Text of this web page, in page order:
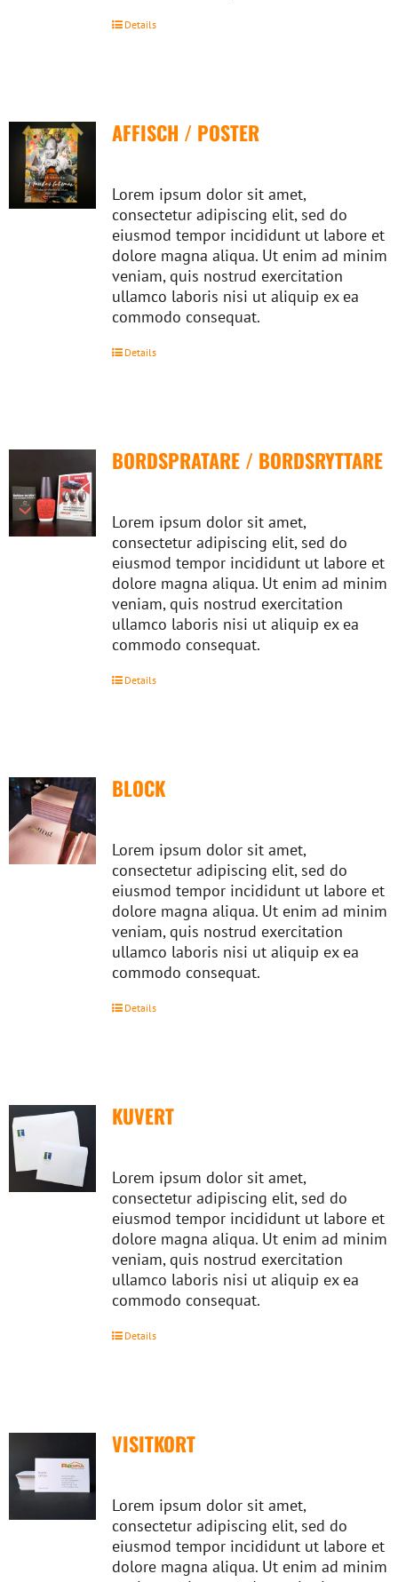
Details
AFFISCH / POSTER
Lorem ipsum dolor sit amet,
consectetur adipiscing elit, sed do
eiusmod tempor incididunt ut labore et
dolore magna aliqua. Ut enim ad minim
veniam, quis nostrud exercitation
ullamco laboris nisi ut aliquip ex ea
commodo consequat.
Details
BORDSPRATARE / BORDSRYTTARE
Lorem ipsum dolor sit amet,
consectetur adipiscing elit, sed do
eiusmod tempor incididunt ut labore et
dolore magna aliqua. Ut enim ad minim
veniam, quis nostrud exercitation
ullamco laboris nisi ut aliquip ex ea
commodo consequat.
Details
BLOCK
Lorem ipsum dolor sit amet,
consectetur adipiscing elit, sed do
eiusmod tempor incididunt ut labore et
dolore magna aliqua. Ut enim ad minim
veniam, quis nostrud exercitation
ullamco laboris nisi ut aliquip ex ea
commodo consequat.
Details
KUVERT
Lorem ipsum dolor sit amet,
consectetur adipiscing elit, sed do
eiusmod tempor incididunt ut labore et
dolore magna aliqua. Ut enim ad minim
veniam, quis nostrud exercitation
ullamco laboris nisi ut aliquip ex ea
commodo consequat.
Details
VISITKORT
Lorem ipsum dolor sit amet,
consectetur adipiscing elit, sed do
eiusmod tempor incididunt ut labore et
dolore magna aliqua. Ut enim ad minim